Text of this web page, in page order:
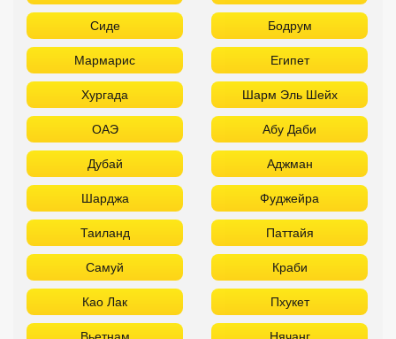
Сиде Бодрум
Мармарис Египет
Хургада Шарм Эль Шейх
ОАЭ Абу Даби
Дубай Аджман
Шарджа Фуджейра
Таиланд Паттайя
Самуй Краби
Као Лак Пхукет